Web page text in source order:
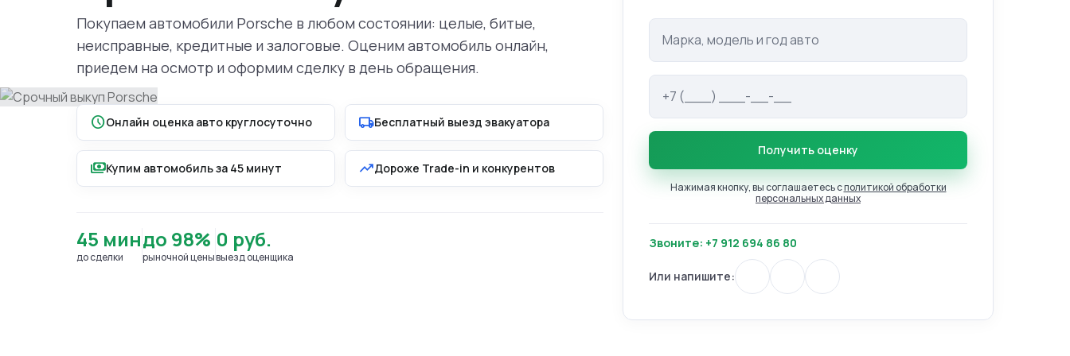
Покупаем автомобили Porsche в любом состоянии: целые, битые,
неисправные, кредитные и залоговые. Оценим автомобиль онлайн,
приедем на осмотр и оформим сделку в день обращения.
scheduleОнлайн оценка авто круглосуточно local_shippingБесплатный выезд эвакуатора
paymentsКупим автомобиль за 45 минут trending_upДороже Trade-in и конкурентов
45 мин
до сделки
до 98%
рыночной цены
0 руб.
выезд оценщика
Марка и модель авто
Телефон
Получить оценку
Нажимая кнопку, вы соглашаетесь сполитикой обработки
персональных данных
Звоните: +7 912 694 86 80
Или напишите: